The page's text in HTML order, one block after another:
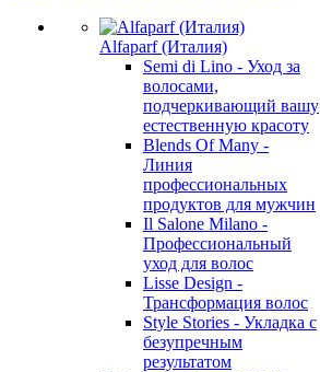
Alfaparf (Италия)
Semi di Lino - Уход за
волосами,
подчеркивающий вашу
естественную красоту
Blends Of Many -
Линия
профессиональных
продуктов для мужчин
Il Salone Milano -
Профессиональный
уход для волос
Lisse Design -
Трансформация волос
Style Stories - Укладка с
безупречным
результатом